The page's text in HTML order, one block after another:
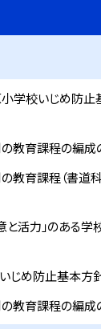
学校いじめ防止
教育課程の編成
教育課程（書道
と活力」のある
じめ防止基本方
教育課程の編成